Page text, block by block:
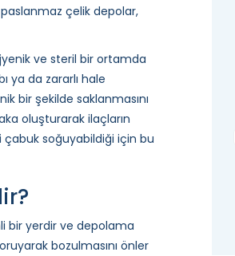
paslanmaz çelik depolar,
ve steril bir ortamda
ya da zararlı hale
bir şekilde saklanmasını
oluşturarak ilaçların
çabuk soğuyabildiği için bu
bir yerdir ve depolama
bozulmasını önler